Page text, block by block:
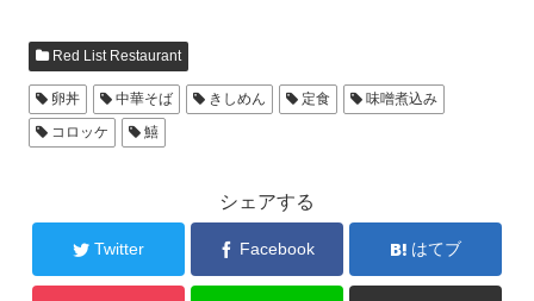
Red List Restaurant
卵丼 中華そば きしめん 定食
味噌煮込み
コロッケ
鱚
シェアする
Twitter Facebook はてブ